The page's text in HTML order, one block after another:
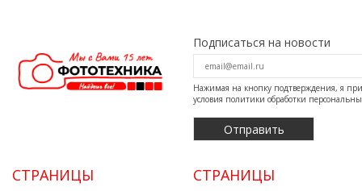
Подписаться на новости
Нажимая на кнопку подтверждения, я
условия политики обработки
СТРАНИЦЫ СТРАНИЦЫ